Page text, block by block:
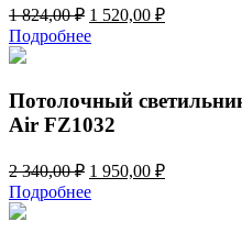
1 824,00₽ Первоначальная
цена
составляла
824,00 ₽.
1 520,00 ₽Текущая
Подробнее
Потолочный
Air FZ1032
2 340,00₽ Первоначальная
цена
составляла
1 950,00 ₽Текущая
Подробнее